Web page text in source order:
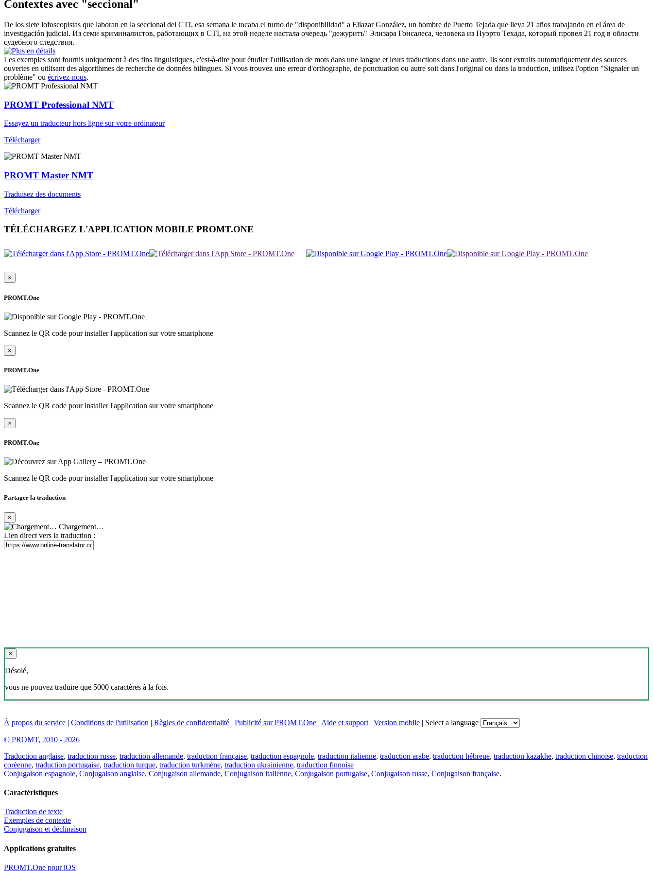
Contextes avec "seccional"
De los siete lofoscopistas que laboran en la seccional del CTI, esa semana le tocaba el turno de "disponibilidad" a Eliazar González, un hombre de Puerto Tejada que lleva 21 años trabajando en el área de
investigación judicial. Из семи криминалистов, работающих в CTI, на этой неделе настала очередь "дежурить" Элизара Гонсалеса, человека из Пуэрто Техада, который провел 21 год в области
судебного следствия.
Les exemples sont fournis uniquement à des fins linguistiques, c'est-à-dire pour étudier l'utilisation de mots dans une langue et leurs traductions dans une autre. Ils sont extraits automatiquement des sources
ouvertes en utilisant des algorithmes de recherche de données bilingues. Si vous trouvez une erreur d'orthographe, de ponctuation ou autre soit dans l'original ou dans la traduction, utilisez l'option "Signaler un
problème" ou écrivez-nous.
PROMT Professional NMT
Essayez un traducteur hors ligne sur votre ordinateur
Télécharger
PROMT Master NMT
Traduisez des documents
Télécharger
TÉLÉCHARGEZ L'APPLICATION MOBILE PROMT.ONE
×
PROMT.One
Scannez le QR code pour installer l'application sur votre smartphone
×
PROMT.One
Scannez le QR code pour installer l'application sur votre smartphone
×
PROMT.One
Scannez le QR code pour installer l'application sur votre smartphone
Partager la traduction
×
Chargement…
Lien direct vers la traduction :
×
Désolé,
vous ne pouvez traduire que 5000 caractères à la fois.
À propos du service | Conditions de l'utilisation | Règles de confidentialité | Publicité sur PROMT.One | Aide et support | Version mobile | Select a language
© PROMT, 2010 - 2026
Traduction anglaise, traduction russe, traduction allemande, traduction française, traduction espagnole, traduction italienne, traduction arabe, traduction hébreue, traduction kazakhe, traduction chinoise, traduction
coréenne, traduction portugaise, traduction turque, traduction turkmène, traduction ukrainienne, traduction finnoise
Conjugaison espagnole, Conjugaison anglaise, Conjugaison allemande, Conjugaison italienne, Conjugaison portugaise, Conjugaison russe, Conjugaison française.
Caractéristiques
Traduction de texte
Exemples de contexte
Conjugaison et déclinaison
Applications gratuites
PROMT.One pour iOS